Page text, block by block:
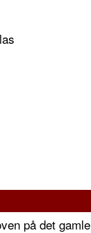
på det gamle